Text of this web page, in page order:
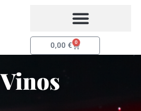
0,00 € 0
Carrito
Vinos